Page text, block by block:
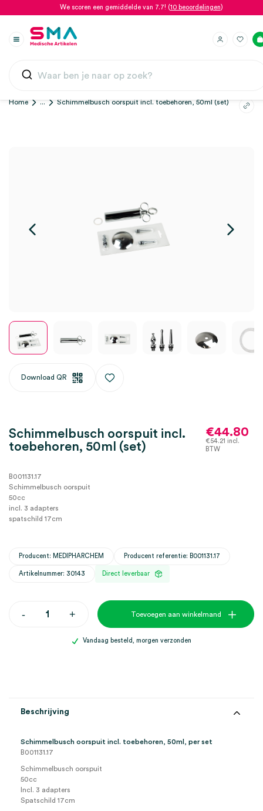
We scoren een gemiddelde van 7.7! (10 beoordelingen)
Home ... Schimmelbusch oorspuit incl. toebehoren, 50ml (set)
Download QR
Schimmelbusch oorspuit incl.
toebehoren, 50ml (set)
€44.80
€54.21 incl.
BTW
B001131.17
Schimmelbusch oorspuit
50cc
incl. 3 adapters
spatschild 17cm
Producent: MEDIPHARCHEM Producent referentie: B001131.17
Artikelnummer: 30143 Direct leverbaar
-Schimmelbusch
toebehoren,
+ Toevoegen aan winkelmand
Vandaag besteld, morgen verzonden
Beschrijving
Schimmelbusch oorspuit incl. toebehoren, 50ml, per set
B001131.17
Schimmelbusch oorspuit
50cc
Incl. 3 adapters
Spatschild 17cm